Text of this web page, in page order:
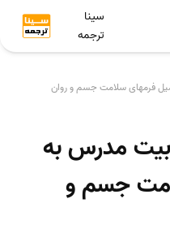
سینا
ترجمه
فرمهای سلامت جسم و روان
مدرس به
جسم و